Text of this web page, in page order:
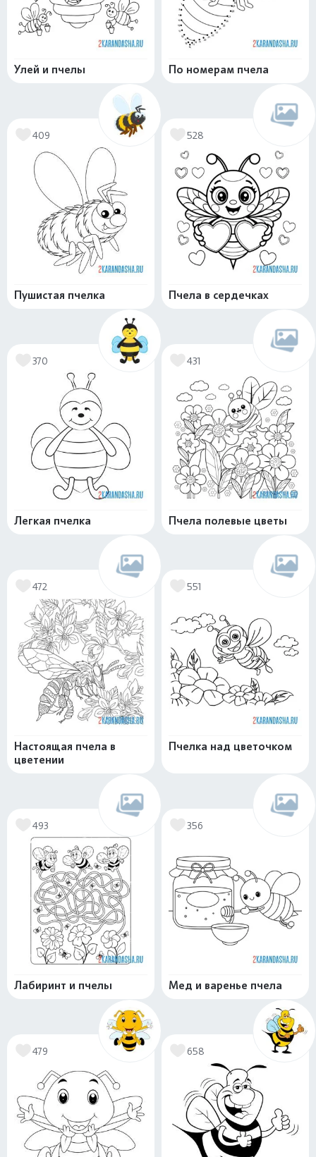
Улей и пчелы По номерам пчела
409
Пушистая пчелка
528
Пчела в сердечках
370
Легкая пчелка
431
Пчела полевые цветы
472
Настоящая пчела в
цветении
551
Пчелка над цветочком
493
Лабиринт и пчелы
356
Мед и варенье пчела
479 658